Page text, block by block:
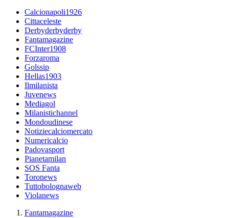
Calcionapoli1926
Cittaceleste
Derbyderbyderby
Fantamagazine
FCInter1908
Forzaroma
Golssip
Hellas1903
Ilmilanista
Juvenews
Mediagol
Milanistichannel
Mondoudinese
Notiziecalciomercato
Numericalcio
Padovasport
Pianetamilan
SOS Fanta
Toronews
Tuttobolognaweb
Violanews
Fantamagazine